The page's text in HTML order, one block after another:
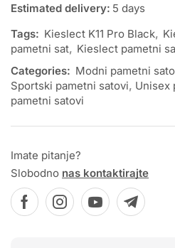
Estimated delivery: 5 days
Tags: Kieslect K11 Pro Black,
pametni sat, Kieslect pametni
Categories: Modni pametni
Sportski pametni satovi, Unisex
pametni satovi
Imate pitanje?
Slobodno nas kontaktirajte